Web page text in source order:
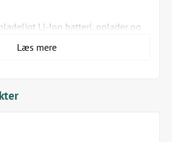
Li-Ion batteri, oplader og
Læs mere